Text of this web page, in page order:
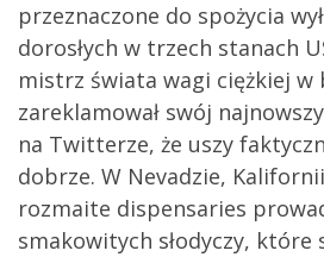
przeznaczone do spożycia
dorosłych w trzech stanach
mistrz świata wagi ciężkiej w
zareklamował swój
na Twitterze, że uszy
dobrze. W Nevadzie,
rozmaite dispensaries
smakowitych słodyczy, które